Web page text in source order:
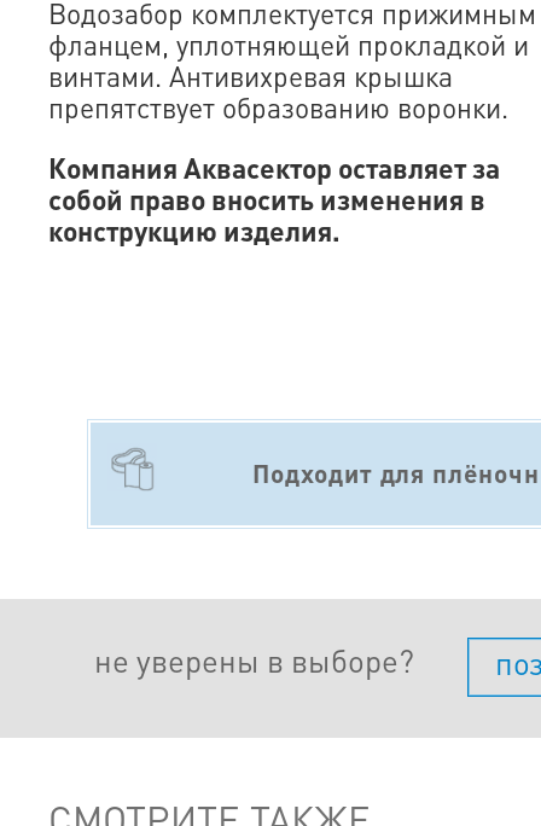
Водозабор комплектуется прижимным
фланцем, уплотняющей прокладкой и
винтами. Антивихревая крышка
препятствует образованию воронки.
Компания Аквасектор оставляет за
собой право вносить изменения в
конструкцию изделия.
Подходит для
не уверены в выборе?